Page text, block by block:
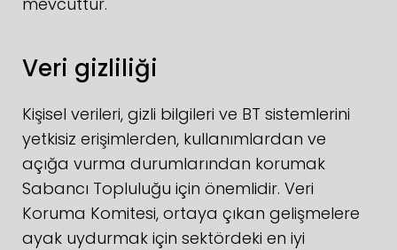
Veri gizliliği
Kişisel verileri, gizli bilgileri ve BT sistemlerini
yetkisiz erişimlerden, kullanımlardan ve
açığa vurma durumlarından korumak
Sabancı Topluluğu için önemlidir. Veri
Koruma Komitesi, ortaya çıkan gelişmelere
ayak uydurmak için sektördeki en iyi